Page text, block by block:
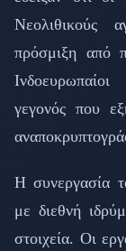
Νεολιθικούς
πρόσμιξη από
γεγονός που
Η συνεργασία
με διεθνή
στοιχεία. Οι